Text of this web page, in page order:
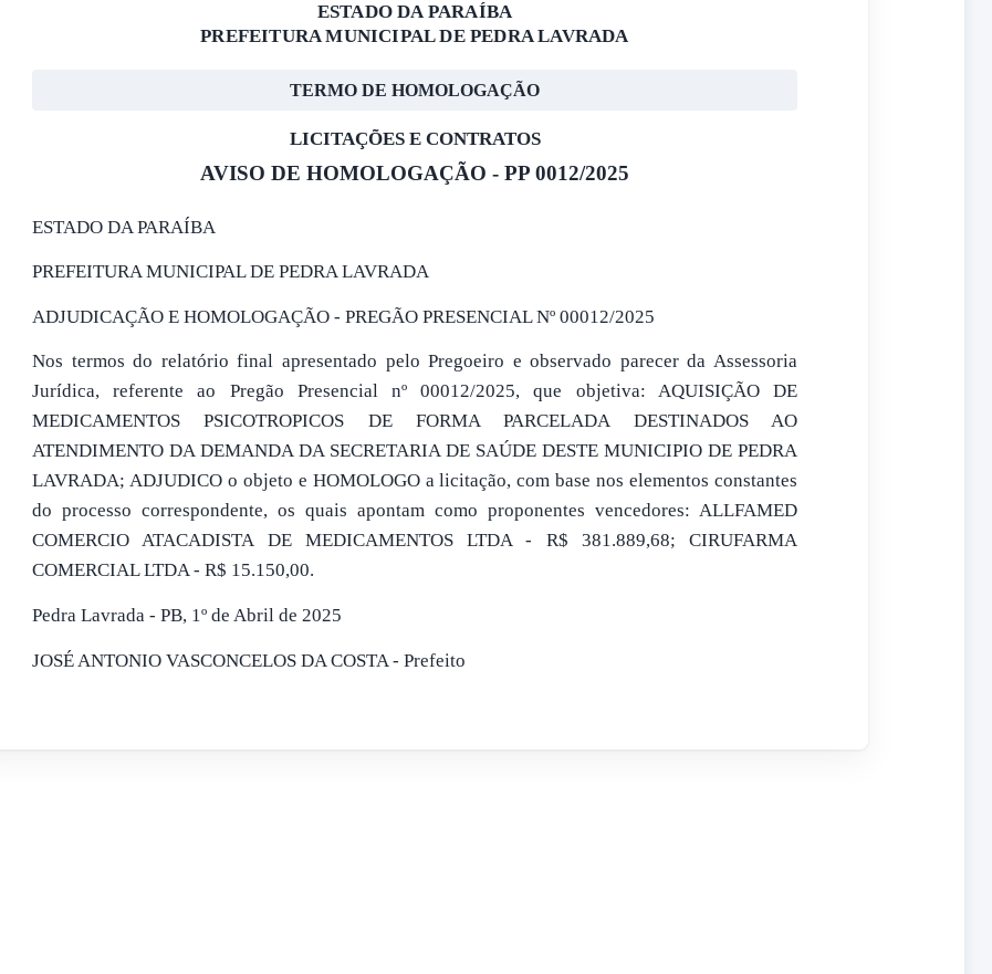
ESTADO DA PARAÍBA
PREFEITURA MUNICIPAL DE PEDRA LAVRADA
TERMO DE HOMOLOGAÇÃO
LICITAÇÕES E CONTRATOS
AVISO DE HOMOLOGAÇÃO - PP 0012/2025
ESTADO DA PARAÍBA
PREFEITURA MUNICIPAL DE PEDRA LAVRADA
ADJUDICAÇÃO E HOMOLOGAÇÃO - PREGÃO PRESENCIAL Nº 00012/2025
Nos termos do relatório final apresentado pelo Pregoeiro e observado parecer da Assessoria
Jurídica, referente ao Pregão Presencial nº 00012/2025, que objetiva: AQUISIÇÃO DE
MEDICAMENTOS PSICOTROPICOS DE FORMA PARCELADA DESTINADOS AO
ATENDIMENTO DA DEMANDA DA SECRETARIA DE SAÚDE DESTE MUNICIPIO DE PEDRA
LAVRADA; ADJUDICO o objeto e HOMOLOGO a licitação, com base nos elementos constantes
do processo correspondente, os quais apontam como proponentes vencedores: ALLFAMED
COMERCIO ATACADISTA DE MEDICAMENTOS LTDA - R$ 381.889,68; CIRUFARMA
COMERCIAL LTDA - R$ 15.150,00.
Pedra Lavrada - PB, 1º de Abril de 2025
JOSÉ ANTONIO VASCONCELOS DA COSTA - Prefeito